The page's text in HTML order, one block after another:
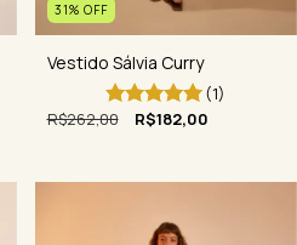
31% OFF
Vestido Sálvia Curry
(1)
R$262,00
R$182,00